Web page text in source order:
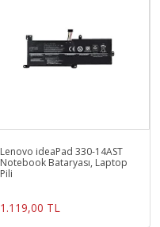
Lenovo ideaPad 330-14AST
Notebook Bataryası, Laptop
Pili
1.119,00 TL